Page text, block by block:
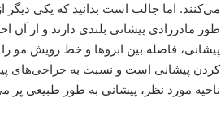
می‌کنند. اما جالب است بدانید که یکی
طور مادرزادی پیشانی بلندی دارند و از
پیشانی، فاصله بین ابروها و خط رویش مو
کردن پیشانی است و نسبت به جراحی‌های
ناحیه مورد نظر، پیشانی به طور طبیعی